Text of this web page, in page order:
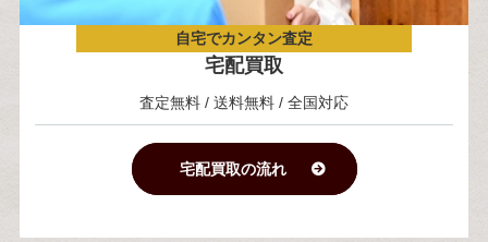
自宅でカンタン査定
宅配買取
査定無料 / 送料無料 / 全国対応
宅配買取の流れ